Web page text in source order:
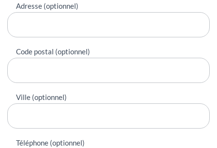
Adresse (optionnel)
Code postal (optionnel)
Ville (optionnel)
Téléphone (optionnel)